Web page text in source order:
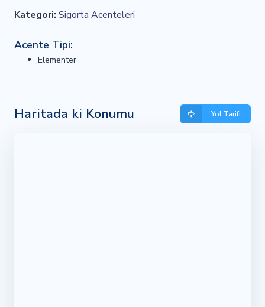
Kategori: Sigorta Acenteleri
Acente Tipi:
Elementer
Haritada ki Konumu Yol Tarifi